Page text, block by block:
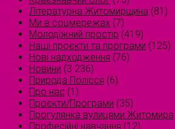
Літературна Житомирщина (81)
Ми в соцмережах (7)
Молодіжний простір (419)
Наші проєкти та програми (125)
Нові надходження (76)
Новини (3 236)
Природа Полісся (6)
Про нас (1)
Проєкти/Програми (35)
Прогулянка вулицями Житомира
Професійні навчання (12)